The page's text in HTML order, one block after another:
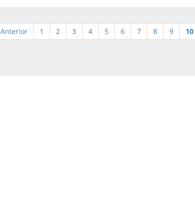
Anterior 1 2 3 4 5 6 7 8 9 10